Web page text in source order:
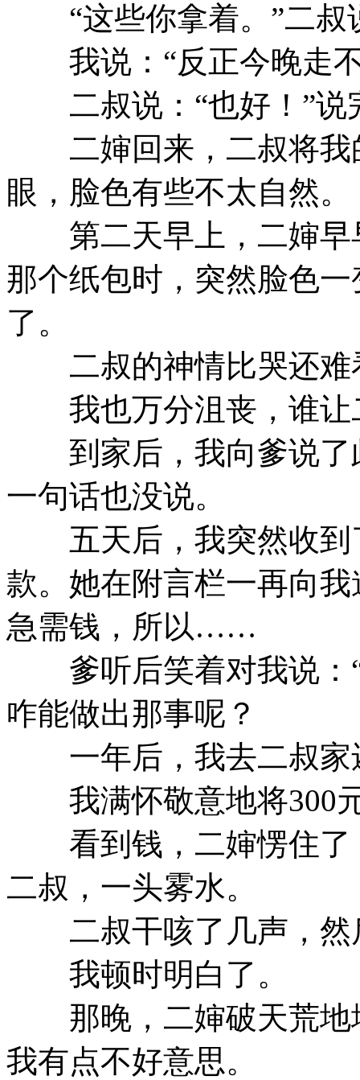
“这些你拿着。”二叔
我说：“反正今晚走不
二叔说：“也好！”说
二婶回来，二叔将我
眼，脸色有些不太自然。
第二天早上，二婶早
那个纸包时，突然脸色
了。
二叔的神情比哭还难
我也万分沮丧，谁让
到家后，我向爹说了
一句话也没说。
五天后，我突然收到
款。她在附言栏一再向
急需钱，所以……
爹听后笑着对我说：“
咋能做出那事呢？
一年后，我去二叔家
我满怀敬意地将300
看到钱，二婶愣住了
二叔，一头雾水。
二叔干咳了几声，然
我顿时明白了。
那晚，二婶破天荒地
我有点不好意思。